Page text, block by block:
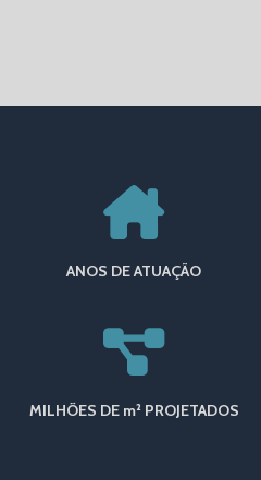
ANOS DE ATUAÇÃO
MILHÕES DE m² PROJETADOS